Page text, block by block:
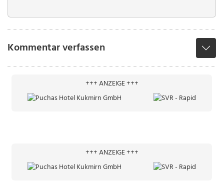
Kommentar verfassen
+++ ANZEIGE +++
+++ ANZEIGE +++